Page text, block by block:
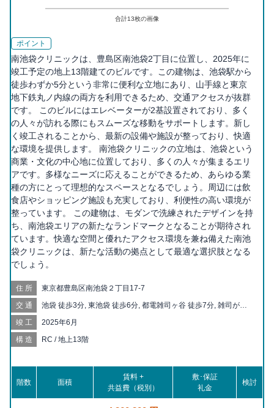
合計13枚の画像
ポイント
南池袋クリニックは、豊島区南池袋2丁目に位置し、2025年に
竣工予定の地上13階建てのビルです。この建物は、池袋駅から
徒歩わずか5分という非常に便利な立地にあり、山手線と東京
地下鉄丸ノ内線の両方を利用できるため、交通アクセスが抜群
です。 このビルにはエレベーターが2基設置されており、多く
の人々が訪れる際にもスムーズな移動をサポートします。新し
く竣工されることから、最新の設備や施設が整っており、快適
な環境を提供します。 南池袋クリニックの立地は、池袋という
商業・文化の中心地に位置しており、多くの人々が集まるエリ
アです。多様なニーズに応えることができるため、あらゆる業
種の方にとって理想的なスペースとなるでしょう。周辺には飲
食店やショッピング施設も充実しており、利便性の高い環境が
整っています。 この建物は、モダンで洗練されたデザインを持
ち、南池袋エリアの新たなランドマークとなることが期待され
ています。快適な空間と優れたアクセス環境を兼ね備えた南池
袋クリニックは、新たな活動の拠点として最適な選択肢となる
でしょう。
住所 東京都豊島区南池袋２丁目17-7
交通
池袋 徒歩3分, 東池袋 徒歩6分, 都電雑司ヶ谷 徒歩7分, 雑司が谷
11分, 向原 徒歩14分, 学習院下 徒歩16分, 大塚 徒歩18分, 要町 徒
歩18分, 新大塚 徒歩18分, 北池袋 徒歩18分, 護国寺 徒歩19分, 大
竣工 2025年6月
構造 RC / 地上13階
階数 面積
賃料 +
共益費（税別）
敷･保証
礼金
検討